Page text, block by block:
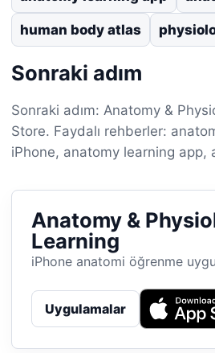
human body atlas
Sonraki adım
Sonraki adım: Anatomy &
Store. Faydalı rehberler:
iPhone, anatomy learning app,
Anatomy &
Learning
iPhone anatomi öğrenme
Uygulamalar